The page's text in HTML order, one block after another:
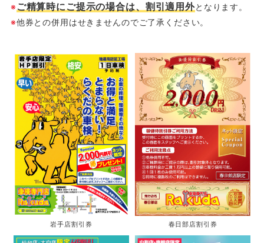
※ ご精算時にご提示の場合は、割引適用外となります。
※他券との併用はせきませんのでご了承ください。
岩手店割引券 春日部店割引券